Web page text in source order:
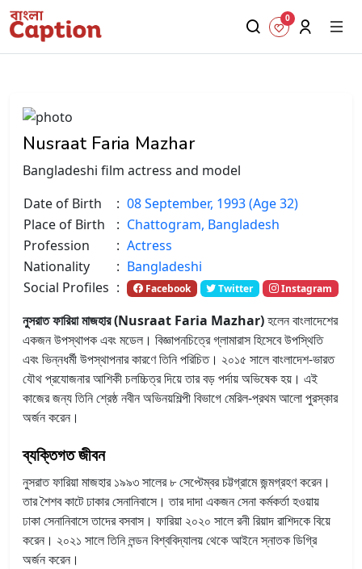
0
Nusraat Faria Mazhar
Bangladeshi film actress and model
Date of Birth
: 08 September, 1993 (Age 32)
Place of Birth
: Chattogram, Bangladesh
Profession
: Actress
Nationality
: Bangladeshi
Social Profiles : Facebook Twitter Instagram
নুসরাত ফারিয়া মাজহার (Nusraat Faria Mazhar)হলেন বাংলাদেশের
একজন উপস্থাপক এবং মডেল। বিজ্ঞাপনচিত্রে গ্লামারাস হিসেবে উপস্থিতি
এবং ভিন্নধর্মী উপস্থাপনার কারণে তিনি পরিচিত। ২০১৫ সালে বাংলাদেশ-ভারত
যৌথ প্রযোজনার আশিকী চলচ্চিত্র দিয়ে তার বড় পর্দায় অভিষেক হয়। এই
কাজের জন্য তিনি শ্রেষ্ঠ নবীন অভিনয়শিল্পী বিভাগে মেরিল-প্রথম আলো পুরস্কার
অর্জন করেন।
ব্যক্তিগত জীবন
নুসরাত ফারিয়া মাজহার ১৯৯৩ সালের ৮ সেপ্টেম্বর চট্টগ্রামে জন্মগ্রহণ করেন।
তার শৈশব কাটে ঢাকার সেনানিবাসে। তার দাদা একজন সেনা কর্মকর্তা হওয়ায়
ঢাকা সেনানিবাসে তাদের বসবাস। ফারিয়া ২০২০ সালে রনী রিয়াদ রাশিদকে বিয়ে
করেন। ২০২১ সালে তিনি লন্ডন বিশ্ববিদ্যালয় থেকে আইনে স্নাতক ডিগ্রি
অর্জন করেন।